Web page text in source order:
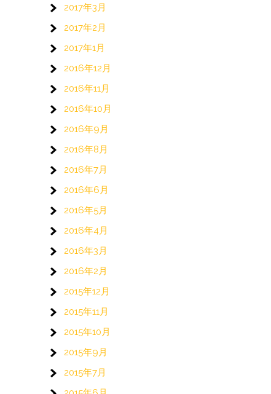
2017年3月
2017年2月
2017年1月
2016年12月
2016年11月
2016年10月
2016年9月
2016年8月
2016年7月
2016年6月
2016年5月
2016年4月
2016年3月
2016年2月
2015年12月
2015年11月
2015年10月
2015年9月
2015年7月